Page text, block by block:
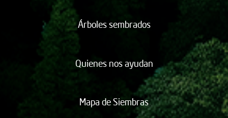
Árboles sembrados
Quienes nos ayudan
Mapa de Siembras